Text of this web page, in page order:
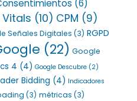
(6)
(10) CPM (9)
Señales Digitales (3) RGPD
(22) Google
4 (4) Google Descubre (2)
Bidding (4) Indicadores
(3) métricas (3)